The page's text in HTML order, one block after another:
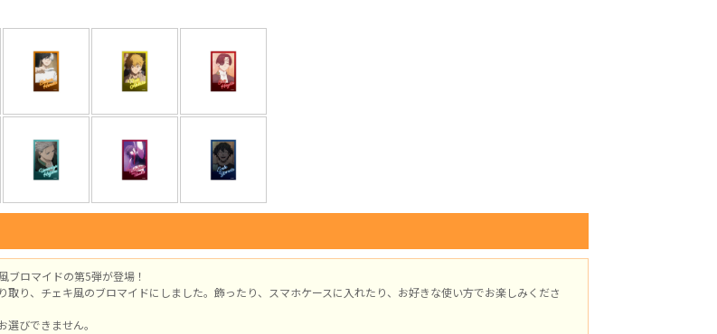
ブロマイドの第5弾が登場！
取り、チェキ風のブロマイドにしました。飾ったり、スマホケースに入れたり、お好きな使い方でお楽しみくださ
びできません。